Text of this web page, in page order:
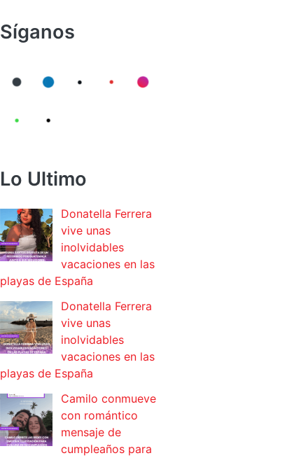
Síganos
Lo Ultimo
Donatella Ferrera
vive unas
inolvidables
vacaciones en las
playas de España
Donatella Ferrera
vive unas
inolvidables
vacaciones en las
playas de España
Camilo conmueve
con romántico
mensaje de
cumpleaños para